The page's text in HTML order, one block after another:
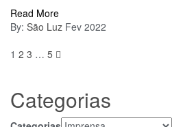
Read More
By: São Luz Fev 2022
1 2 3 … 5
Categorias